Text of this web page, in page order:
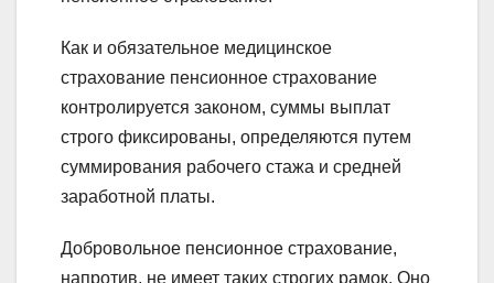
Как и обязательное медицинское
страхование пенсионное страхование
контролируется законом, суммы выплат
строго фиксированы, определяются путем
суммирования рабочего стажа и средней
заработной платы.
Добровольное пенсионное страхование,
напротив, не имеет таких строгих рамок. Оно